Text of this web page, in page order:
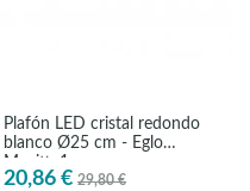
Plafón LED cristal redondo
blanco Ø25 cm - Eglo
Magitta1
20,86 € 29,80 €